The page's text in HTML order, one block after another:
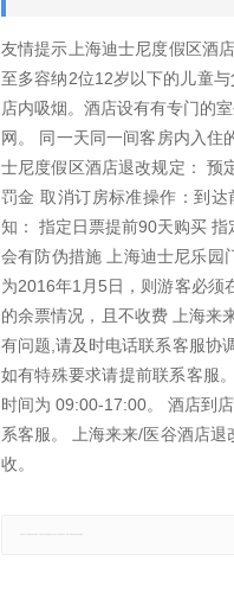
友情提示上海迪士尼度假区酒
至多容纳2位12岁以下的儿童
店内吸烟。酒店设有有专门的
网。 同一天同一间客房内入住
士尼度假区酒店退改规定： 预
罚金 取消订房标准操作：到
知： 指定日票提前90天购买
会有防伪措施 上海迪士尼乐园
为2016年1月5日，则游客必须
的余票情况，且不收费 上海来
有问题,请及时电话联系客服协
如有特殊要求请提前联系客服
时间为 09:00-17:00。 酒店到
系客服。 上海来来/医谷酒店
收。